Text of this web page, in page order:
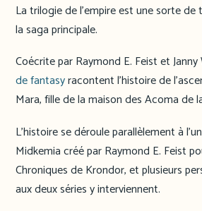
La trilogie de l’empire est une sorte
la saga principale.
Coécrite par Raymond E. Feist et
de fantasyracontent l’histoire de
Mara, fille de la maison des Acoma de
L’histoire se déroule parallèlement à
Midkemia créé par Raymond E. Feist
Chroniques de Krondor, et plusieurs
aux deux séries y interviennent.